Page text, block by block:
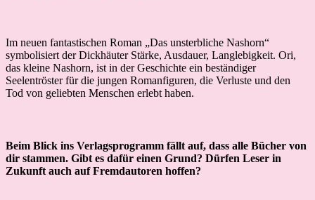
Im neuen fantastischen Roman „Das unsterbliche Nashorn“
symbolisiert der Dickhäuter Stärke, Ausdauer, Langlebigkeit. Ori,
das kleine Nashorn, ist in der Geschichte ein beständiger
Seelentröster für die jungen Romanfiguren, die Verluste und den
Tod von geliebten Menschen erlebt haben.
Beim Blick ins Verlagsprogramm fällt auf, dass alle Bücher von
dir stammen. Gibt es dafür einen Grund? Dürfen Leser in
Zukunft auch auf Fremdautoren hoffen?